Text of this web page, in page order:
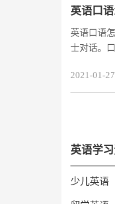
英语口
英语口语
士对话。
2021-01-27
英语学
少儿英语